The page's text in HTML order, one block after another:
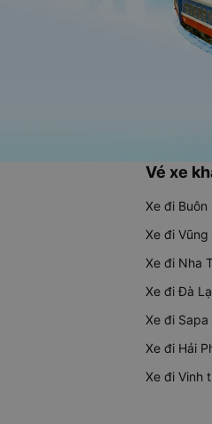
Vé xe
Xe đi Buôn
Xe đi Vũng
Xe đi Nha
Xe đi Đà
Xe đi
Xe đi Hải
Xe đi Vinh